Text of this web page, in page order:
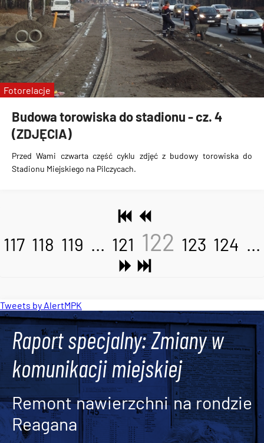
Budowa torowiska do stadionu - cz. 4
(ZDJĘCIA)
Przed Wami czwarta część cyklu zdjęć z budowy torowiska do
Stadionu Miejskiego na Pilczycach.
Fotorelacje
117 118 119 ... 121 122 123 124 ...
Tweets by AlertMPK
Raport specjalny: Zmiany w
komunikacji miejskiej
Remont nawierzchni na rondzie
Reagana